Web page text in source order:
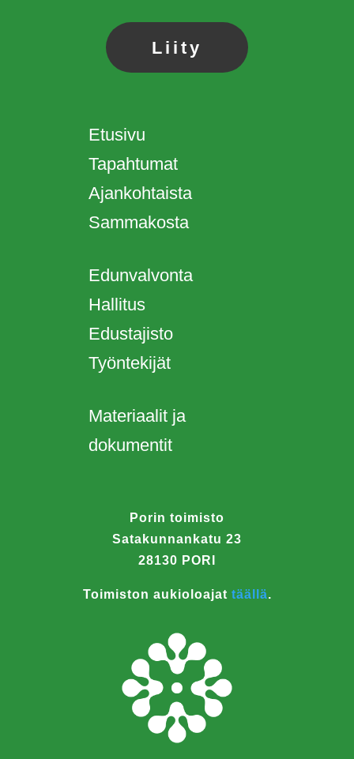
Liity
Etusivu
Tapahtumat
Ajankohtaista
Sammakosta
Edunvalvonta
Hallitus
Edustajisto
Työntekijät
Materiaalit ja
dokumentit
Porin toimisto
Satakunnankatu 23
28130 PORI
Toimiston aukioloajat täällä.